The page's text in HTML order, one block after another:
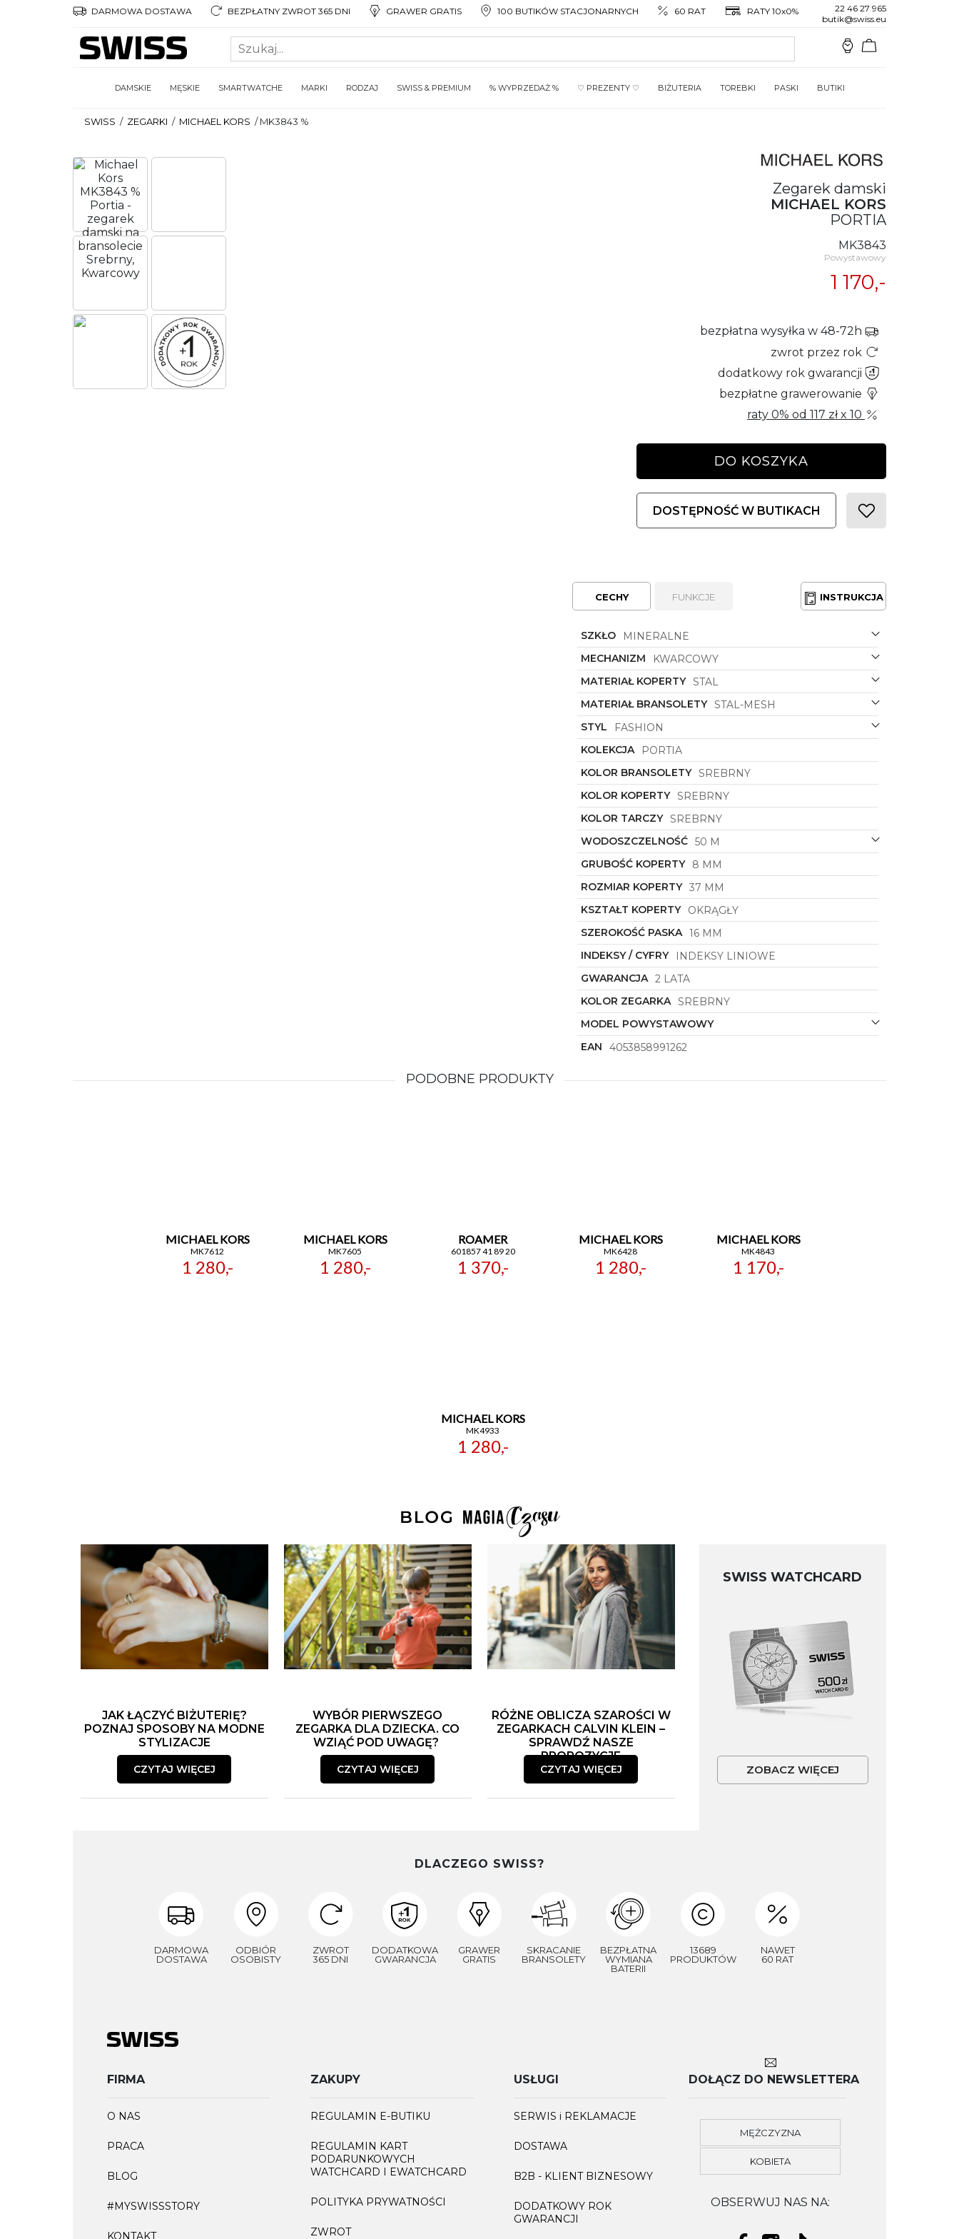
DARMOWA DOSTAWA BEZPŁATNY ZWROT 365 DNI GRAWER GRATIS 100 BUTIKÓW STACJONARNYCH 60 RAT RATY 10x0%
22 46 27 965
butik@swiss.eu
DAMSKIE MĘSKIE SMARTWATCHE MARKI RODZAJ SWISS & PREMIUM % WYPRZEDAŻ % ♡ PREZENTY ♡ BIŻUTERIA TOREBKI PASKI BUTIKI
SWISS / ZEGARKI / MICHAEL KORS /MK3843 %
Zegarek damski
MICHAEL KORS
PORTIA
MK3843
Powystawowy
1 170,-
bezpłatna wysyłka w 48-72h
zwrot przez rok
dodatkowy rok gwarancji
bezpłatne grawerowanie
raty 0% od 117 złx 10
DO KOSZYKA
DOSTĘPNOŚĆ W BUTIKACH
CECHY FUNKCJE INSTRUKCJA
SZKŁO
MINERALNE
MECHANIZM
KWARCOWY
MATERIAŁ KOPERTY STAL
MATERIAŁ BRANSOLETY STAL-MESH
STYL
FASHION
KOLEKCJA
PORTIA
KOLOR BRANSOLETY SREBRNY
KOLOR KOPERTY SREBRNY
KOLOR TARCZY SREBRNY
WODOSZCZELNOŚĆ 50 M
GRUBOŚĆ KOPERTY
8 MM
ROZMIAR KOPERTY 37 MM
KSZTAŁT KOPERTY
OKRĄGŁY
SZEROKOŚĆ PASKA 16 MM
INDEKSY / CYFRY
INDEKSY LINIOWE
GWARANCJA 2 LATA
KOLOR ZEGARKA SREBRNY
MODEL POWYSTAWOWY
EAN
4053858991262
PODOBNE PRODUKTY
MICHAEL KORS
MK7612
1 280,-
MICHAEL KORS
MK7605
1 280,-
ROAMER
601857 41 89 20
1 370,-
MICHAEL KORS
MK6428
1 280,-
MICHAEL KORS
MK4843
1 170,-
MICHAEL KORS
MK4933
1 280,-
JAK ŁĄCZYĆ BIŻUTERIĘ?
POZNAJ SPOSOBY NA MODNE
STYLIZACJE
CZYTAJ WIĘCEJ
WYBÓR PIERWSZEGO
ZEGARKA DLA DZIECKA. CO
WZIĄĆ POD UWAGĘ?
CZYTAJ WIĘCEJ
RÓŻNE OBLICZA SZAROŚCI W
ZEGARKACH CALVIN KLEIN –
SPRAWDŹ NASZE
PROPOZYCJE
CZYTAJ WIĘCEJ
SWISS WATCHCARD
ZOBACZ WIĘCEJ
DLACZEGO SWISS?
DARMOWA
DOSTAWA
ODBIÓR
OSOBISTY
ZWROT
365 DNI
DODATKOWA
GWARANCJA
GRAWER
GRATIS
SKRACANIE
BRANSOLETY
BEZPŁATNA
WYMIANA
BATERII
13689
PRODUKTÓW
NAWET
60 RAT
FIRMA
O NAS
PRACA
BLOG
#MYSWISSSTORY
KONTAKT
ZAKUPY
REGULAMIN E-BUTIKU
REGULAMIN KART
PODARUNKOWYCH
WATCHCARD I EWATCHCARD
POLITYKA PRYWATNOŚCI
ZWROT
USŁUGI
SERWIS i REKLAMACJE
DOSTAWA
B2B - KLIENT BIZNESOWY
DODATKOWY ROK
GWARANCJI
DOŁĄCZ DO NEWSLETTERA
MĘŻCZYZNA
KOBIETA
OBSERWUJ NAS NA: